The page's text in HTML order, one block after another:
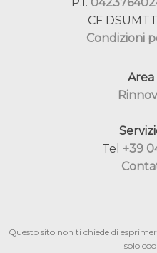
CF
Condizioni
Area
Tel +39
Questo sito non ti chiede di
solo